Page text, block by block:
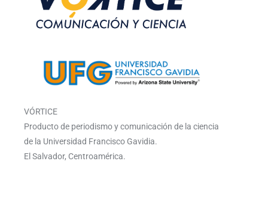
VÓRTICE
Producto de periodismo y comunicación de la ciencia
de la Universidad Francisco Gavidia.
El Salvador, Centroamérica.